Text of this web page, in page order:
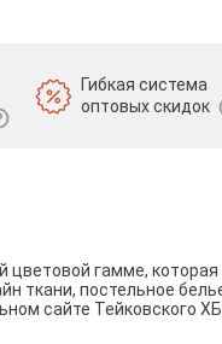
Гибкая система
оптовых скидок
цветовой гамме,
ткани, постельное
сайте Тейковского